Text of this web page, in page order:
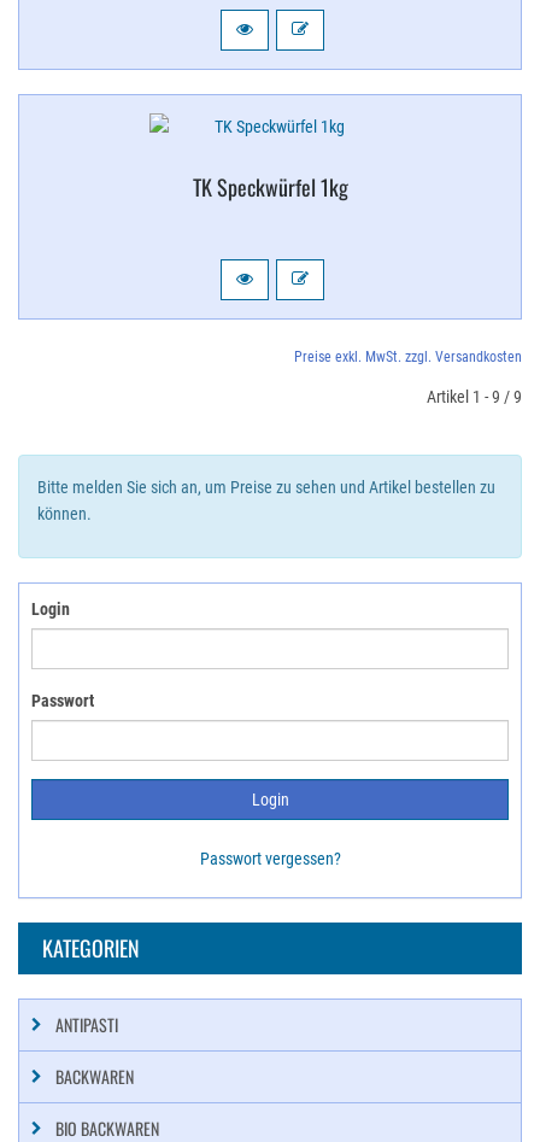
TK Speckwürfel 1kg
Preise exkl. MwSt. zzgl. Versandkosten
Artikel 1 - 9 / 9
Bitte melden Sie sich an, um Preise zu sehen und Artikel bestellen zu
können.
Login
Passwort
Passwort vergessen?
KATEGORIEN
ANTIPASTI
BACKWAREN
BIO BACKWAREN